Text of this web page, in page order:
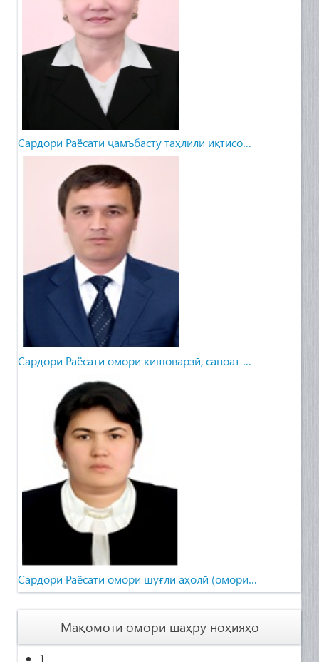
Сардори Раёсати ҷамъбасту таҳлили иқтисо…
Сардори Раёсати омори кишоварзӣ, саноат …
Cардори Раёсати омори шуғли аҳолӣ (омори…
Мақомоти омори шаҳру ноҳияҳо
1